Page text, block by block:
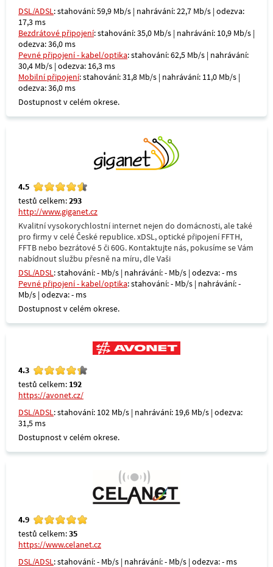
DSL/ADSL: stahování: 59,9 Mb/s | nahrávání: 22,7 Mb/s | odezva:
17,3 ms
Bezdrátové připojení: stahování: 35,0 Mb/s | nahrávání: 10,9 Mb/s |
odezva: 36,0 ms
Pevné připojení - kabel/optika: stahování: 62,5 Mb/s | nahrávání:
30,4 Mb/s | odezva: 16,3 ms
Mobilní připojení: stahování: 31,8 Mb/s | nahrávání: 11,0 Mb/s |
odezva: 36,0 ms
Dostupnost v celém okrese.
4.5
testů celkem:293
http://www.giganet.cz
Kvalitní vysokorychlostní internet nejen do domácnosti, ale také
pro firmy v celé České republice. xDSL, optické připojení FFTH,
FFTB nebo bezrátové 5 či 60G. Kontaktujte nás, pokusíme se Vám
nabídnout službu přesně na míru, dle Vaši
DSL/ADSL: stahování: - Mb/s | nahrávání: - Mb/s | odezva: - ms
Pevné připojení - kabel/optika: stahování: - Mb/s | nahrávání: -
Mb/s | odezva: - ms
Dostupnost v celém okrese.
4.3
testů celkem: 192
https://avonet.cz/
DSL/ADSL: stahování: 102 Mb/s | nahrávání: 19,6 Mb/s | odezva:
31,5 ms
Dostupnost v celém okrese.
4.9
testů celkem:35
https://www.celanet.cz
DSL/ADSL: stahování: - Mb/s | nahrávání: - Mb/s | odezva: - ms